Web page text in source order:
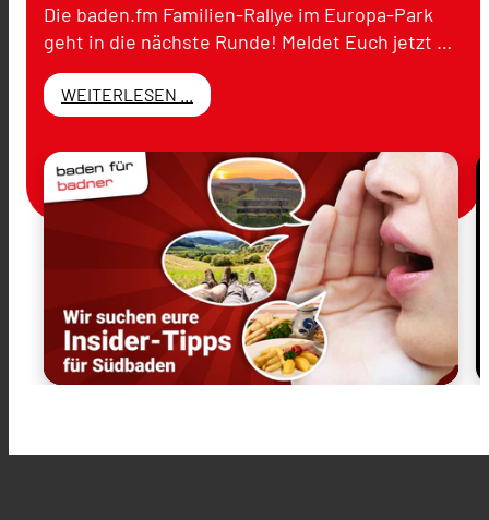
Die baden.fm Familien-Rallye im Europa-Park
geht in die nächste Runde! Meldet Euch jetzt …
WEITERLESEN ...